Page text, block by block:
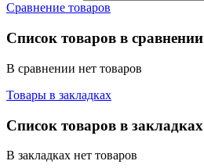
Сравнение товаров
Список товаров в сравнении
В сравнении нет товаров
Товары в закладках
Список товаров в закладках
В закладках нет товаров